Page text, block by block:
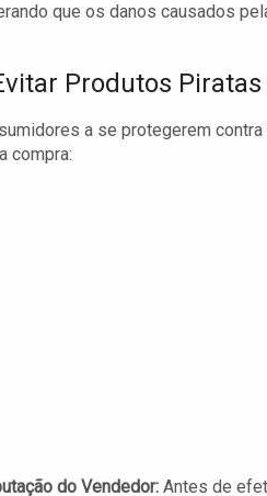
que os danos causados
Produtos Piratas
a se protegerem
compra:
do Vendedor: Antes de